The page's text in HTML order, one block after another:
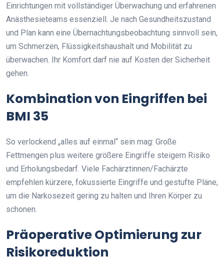
Einrichtungen mit vollständiger Überwachung und erfahrenen
Anästhesieteams essenziell. Je nach Gesundheitszustand
und Plan kann eine Übernachtungsbeobachtung sinnvoll sein,
um Schmerzen, Flüssigkeitshaushalt und Mobilität zu
überwachen. Ihr Komfort darf nie auf Kosten der Sicherheit
gehen.
Kombination von Eingriffen bei
BMI 35
So verlockend „alles auf einmal“ sein mag: Große
Fettmengen plus weitere größere Eingriffe steigern Risiko
und Erholungsbedarf. Viele Fachärztinnen/Fachärzte
empfehlen kürzere, fokussierte Eingriffe und gestufte Pläne,
um die Narkosezeit gering zu halten und Ihren Körper zu
schonen.
Präoperative Optimierung zur
Risikoreduktion